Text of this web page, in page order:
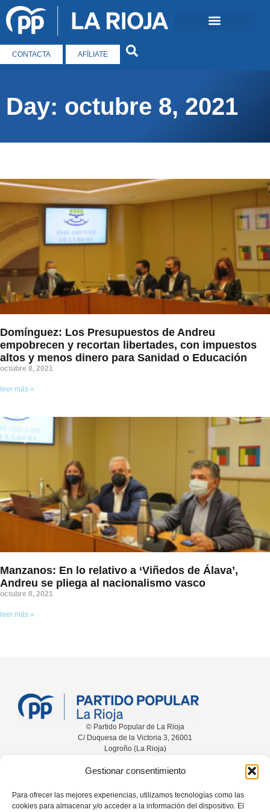
Gestionar consentimiento
Para ofrecer las mejores experiencias, utilizamos tecnologías como las
cookies para almacenar y/o acceder a la información del dispositivo. El
CONTACTA AFÍLIATE
Day: octubre 8, 2021
Domínguez: Los Presupuestos de Andreu
empobrecen y recortan libertades, con impuestos
altos y menos dinero para Sanidad o Educación
octubre 8, 2021
leer más »
Manzanos: En lo relativo a ‘Viñedos de Álava’,
Andreu se pliega al nacionalismo vasco
octubre 8, 2021
leer más »
© Partido Popular de La Rioja
C/ Duquesa de la Victoria 3, 26001
Logroño (La Rioja)